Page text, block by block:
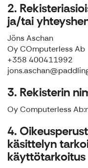
2.
ja/tai
Jöns Aschan
Oy COmputerless Ab
+358 400411992
3. Rekisterin
Oy Computerless
4.
käsittelyn
käyttötarkoitus